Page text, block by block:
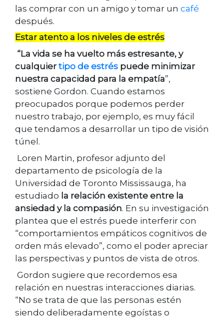
las comprar con un amigo y tomar un café
después.
Estar atento a los niveles de estrés
“La vida se ha vuelto más estresante, y
cualquier tipo de estrés puede minimizar
nuestra capacidad para la empatía”,
sostiene Gordon. Cuando estamos
preocupados porque podemos perder
nuestro trabajo, por ejemplo, es muy fácil
que tendamos a desarrollar un tipo de visión
túnel.
Loren Martin, profesor adjunto del
departamento de psicología de la
Universidad de Toronto Mississauga, ha
estudiado la relación existente entre la
ansiedad y la compasión. En su investigación
plantea que el estrés puede interferir con
“comportamientos empáticos cognitivos de
orden más elevado”, como el poder apreciar
las perspectivas y puntos de vista de otros.
Gordon sugiere que recordemos esa
relación en nuestras interacciones diarias.
“No se trata de que las personas estén
siendo deliberadamente egoístas o